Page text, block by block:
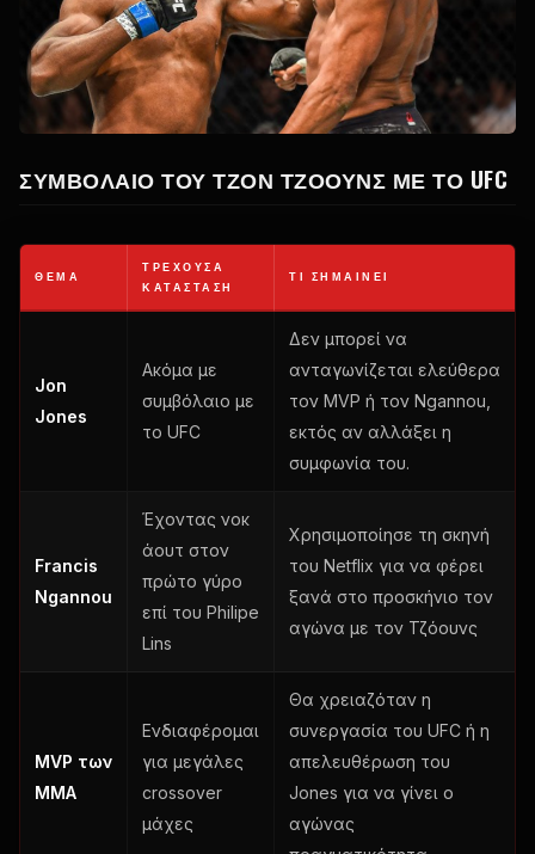
ΣΥΜΒΌΛΑΙΟ ΤΟΥ ΤΖΟΝ ΤΖΌΟΥΝΣ ΜΕ ΤΟ UFC
ΘΈΜΑ
ΤΡΈΧΟΥΣΑ
ΚΑΤΆΣΤΑΣΗ
ΤΙ ΣΗΜΑΊΝΕΙ
Jon
Jones
Ακόμα με
συμβόλαιο με
το UFC
Δεν μπορεί να
ανταγωνίζεται ελεύθερα
τον MVP ή τον Ngannou,
εκτός αν αλλάξει η
συμφωνία του.
Francis
Ngannou
Έχοντας νοκ
άουτ στον
πρώτο γύρο
επί του Philipe
Lins
Χρησιμοποίησε τη σκηνή
του Netflix για να φέρει
ξανά στο προσκήνιο τον
αγώνα με τον Τζόουνς
MVP των
MMA
Ενδιαφέρομαι
για μεγάλες
crossover
μάχες
Θα χρειαζόταν η
συνεργασία του UFC ή η
απελευθέρωση του
Jones για να γίνει ο
αγώνας